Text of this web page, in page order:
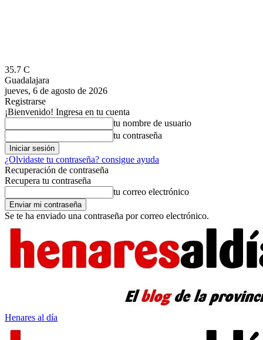
35.7 C
Guadalajara
jueves, 6 de agosto de 2026
Registrarse
¡Bienvenido! Ingresa en tu cuenta
tu nombre de usuario
tu contraseña
¿Olvidaste tu contraseña? consigue ayuda
Recuperación de contraseña
Recupera tu contraseña
tu correo electrónico
Se te ha enviado una contraseña por correo electrónico.
Henares al día